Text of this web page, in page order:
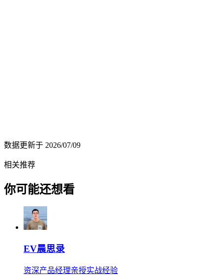
数据更新于 2026/07/09
相关推荐
你可能还想看
EV晨思录
资深产品经理亲授实战经验